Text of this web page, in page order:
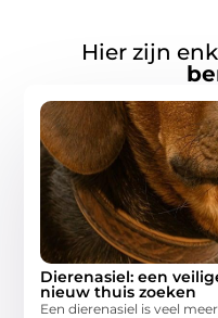
Hier zijn
Dierenasiel: een
nieuw thuis zoeken
Een dierenasiel is veel